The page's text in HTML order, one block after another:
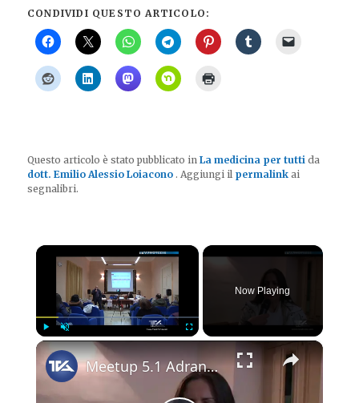
CONDIVIDI QUESTO ARTICOLO:
Questo articolo è stato pubblicato inLa medicina per tutti da
dott. Emilio Alessio Loiacono . Aggiungi il permalink ai
segnalibri.
×
Play Unmute
Now Playing
×
Meetup 5.1 Adrano. Incontro sulla corretta alimentazione